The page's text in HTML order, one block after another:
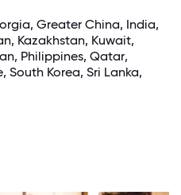
Greater China, India,
, Kazakhstan, Kuwait,
, Philippines, Qatar,
, South Korea, Sri Lanka,